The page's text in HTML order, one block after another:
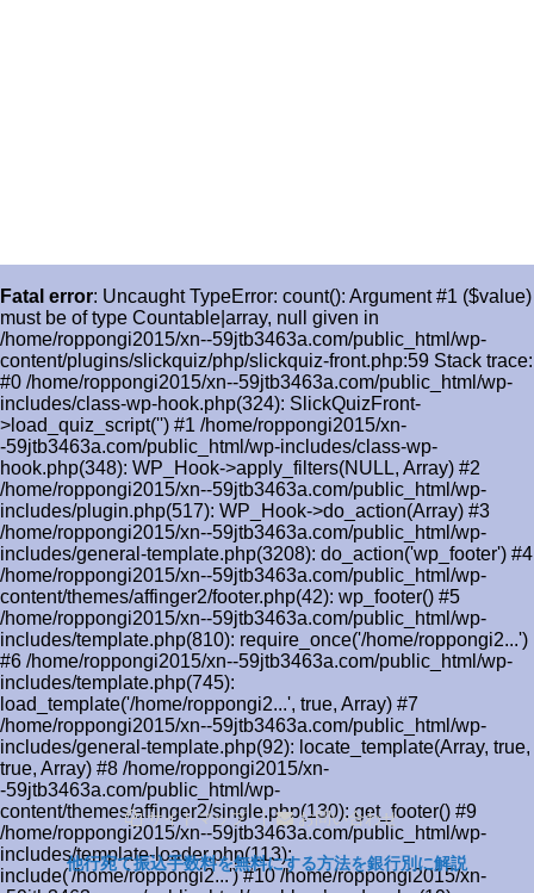
サイトマップ お問い合わせ
他行宛て振込手数料を無料にする方法を銀行別に解説
Fatal error: Uncaught TypeError: count(): Argument #1 ($value)
must be of type Countable|array, null given in
/home/roppongi2015/xn--59jtb3463a.com/public_html/wp-
content/plugins/slickquiz/php/slickquiz-front.php:59 Stack trace:
#0 /home/roppongi2015/xn--59jtb3463a.com/public_html/wp-
includes/class-wp-hook.php(324): SlickQuizFront-
>load_quiz_script('') #1 /home/roppongi2015/xn-
-59jtb3463a.com/public_html/wp-includes/class-wp-
hook.php(348): WP_Hook->apply_filters(NULL, Array) #2
/home/roppongi2015/xn--59jtb3463a.com/public_html/wp-
includes/plugin.php(517): WP_Hook->do_action(Array) #3
/home/roppongi2015/xn--59jtb3463a.com/public_html/wp-
includes/general-template.php(3208): do_action('wp_footer') #4
/home/roppongi2015/xn--59jtb3463a.com/public_html/wp-
content/themes/affinger2/footer.php(42): wp_footer() #5
/home/roppongi2015/xn--59jtb3463a.com/public_html/wp-
includes/template.php(810): require_once('/home/roppongi2...')
#6 /home/roppongi2015/xn--59jtb3463a.com/public_html/wp-
includes/template.php(745):
load_template('/home/roppongi2...', true, Array) #7
/home/roppongi2015/xn--59jtb3463a.com/public_html/wp-
includes/general-template.php(92): locate_template(Array, true,
true, Array) #8 /home/roppongi2015/xn-
-59jtb3463a.com/public_html/wp-
content/themes/affinger2/single.php(130): get_footer() #9
/home/roppongi2015/xn--59jtb3463a.com/public_html/wp-
includes/template-loader.php(113):
include('/home/roppongi2...') #10 /home/roppongi2015/xn-